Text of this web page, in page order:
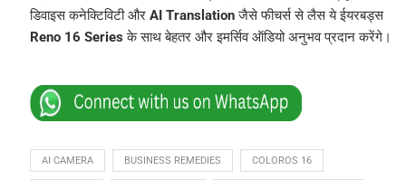
डिवाइस कनेक्टिविटी और AI Translationजैसे फीचर्स से लैस ये ईयरबड्स
Reno 16 Series के साथ बेहतर और इमर्सिव ऑडियो अनुभव प्रदान करेंगे।
AI CAMERA BUSINESS REMEDIES COLOROS 16